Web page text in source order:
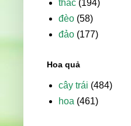
thác (194)
đèo (58)
đảo (177)
Hoa quả
cây trái (484)
hoa (461)